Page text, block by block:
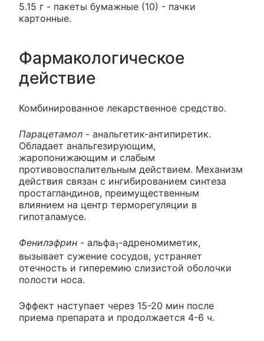
5.15 г - пакеты бумажные (10) - пачки
картонные.
Фармакологическое
действие
Комбинированное лекарственное средство.
Парацетамол - анальгетик-антипиретик.
Обладает анальгезирующим,
жаропонижающим и слабым
противовоспалительным действием. Механизм
действия связан с ингибированием синтеза
простагландинов, преимущественным
влиянием на центр терморегуляции в
гипоталамусе.
Фенилэфрин - альфа1-адреномиметик,
вызывает сужение сосудов, устраняет
отечность и гиперемию слизистой оболочки
полости носа.
Эффект наступает через 15-20 мин после
приема препарата и продолжается 4-6 ч.